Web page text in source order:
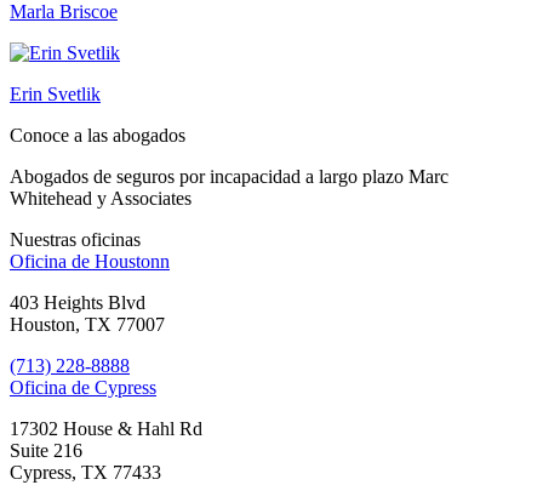
Marla Briscoe
Erin Svetlik
Conoce a las abogados
Abogados de seguros por incapacidad a largo plazo Marc
Whitehead y Associates
Nuestras oficinas
Oficina de Houstonn
403 Heights Blvd
Houston, TX 77007
(713) 228-8888
Oficina de Cypress
17302 House & Hahl Rd
Suite 216
Cypress, TX 77433